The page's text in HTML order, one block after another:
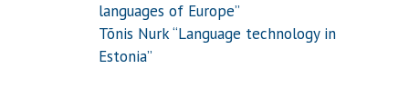
languages of Europe”
Tõnis Nurk “Language technology in
Estonia”